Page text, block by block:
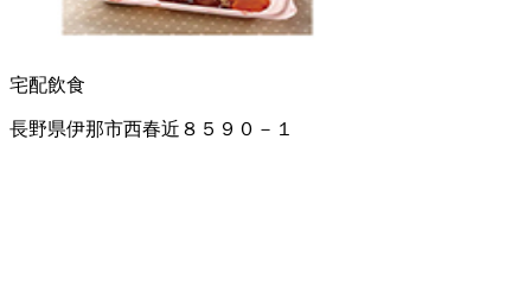
宅配飲食
長野県伊那市西春近８５９０－１